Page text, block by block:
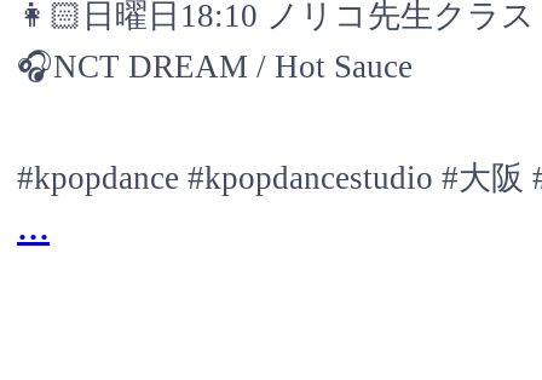
👩🏻日曜日18:10 ノリコ先生クラス
🎧NCT DREAM / Hot Sauce
#kpopdance #kpopdancestudio #大
...